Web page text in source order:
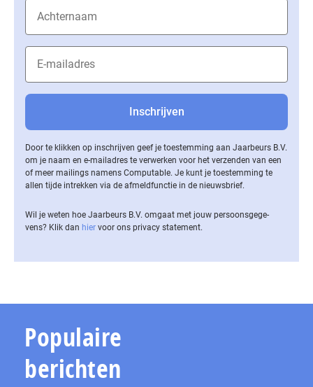
Door te klikken op inschrijven geef je toestemming aan Jaarbeurs B.V.
om je naam en e-mailadres te verwerken voor het verzenden van een
of meer mailings namens Computable. Je kunt je toestemming te
allen tijde intrekken via de af­meld­func­tie in de nieuwsbrief.
Wil je weten hoe Jaarbeurs B.V. omgaat met jouw per­soons­ge­ge­
vens? Klik dan hier voor ons privacy statement.
Populaire
berichten